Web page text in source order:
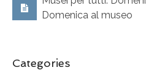
Domenica al museo
Categories